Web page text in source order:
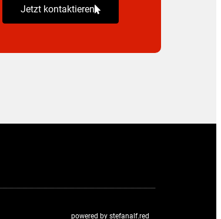
Jetzt kontaktieren
powered by stefanalf.red